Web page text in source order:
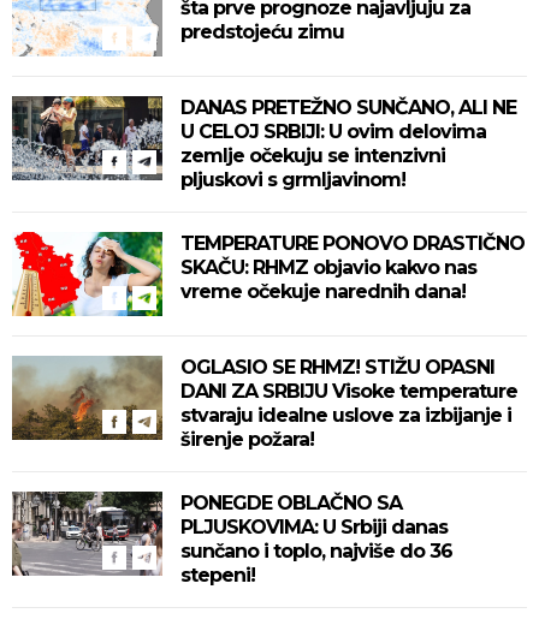
šta prve prognoze najavljuju za
predstojeću zimu
DANAS PRETEŽNO SUNČANO, ALI NE
U CELOJ SRBIJI: U ovim delovima
zemlje očekuju se intenzivni
pljuskovi s grmljavinom!
TEMPERATURE PONOVO DRASTIČNO
SKAČU: RHMZ objavio kakvo nas
vreme očekuje narednih dana!
OGLASIO SE RHMZ! STIŽU OPASNI
DANI ZA SRBIJU Visoke temperature
stvaraju idealne uslove za izbijanje i
širenje požara!
PONEGDE OBLAČNO SA
PLJUSKOVIMA: U Srbiji danas
sunčano i toplo, najviše do 36
stepeni!